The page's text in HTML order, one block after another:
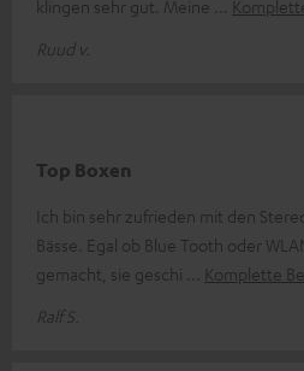
klingen sehr gut. Meine
Ruud v.
Top Boxen
Ich bin sehr zufrieden mit den
Bässe. Egal ob Blue Tooth oder
gemacht, sie geschi
Komplette
Ralf S.